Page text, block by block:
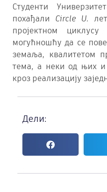
Студенти
похађали Circle U.
пројектном
могућношћу да се
земаља, квалитетом
тема, а неки од њих и
кроз реализацију
Дели: